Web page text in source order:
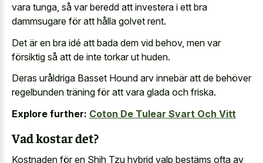
vara tunga, så var beredd att investera i ett bra
dammsugare för att hålla golvet rent.
Det är en bra idé att bada dem vid behov, men var
försiktig så att de inte torkar ut huden.
Deras uråldriga Basset Hound arv innebär att de behöver
regelbunden träning för att vara glada och friska.
Explore further: Coton De Tulear Svart Och Vitt
Vad kostar det?
Kostnaden för en Shih Tzu hybrid valp bestäms ofta av